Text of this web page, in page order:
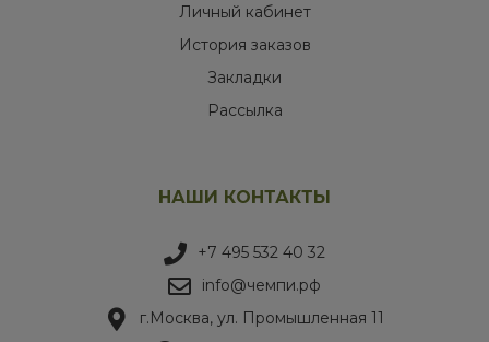
Личный кабинет
История заказов
Закладки
Рассылка
НАШИ КОНТАКТЫ
+7 495 532 40 32
info@чемпи.рф
г.Москва, ул. Промышленная 11